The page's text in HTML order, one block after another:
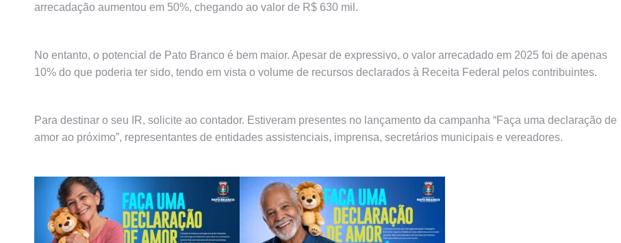
arrecadação aumentou em 50%, chegando ao valor de R$ 630 mil.
No entanto, o potencial de Pato Branco é bem maior. Apesar de expressivo, o valor arrecadado em 2025 foi de apenas
10% do que poderia ter sido, tendo em vista o volume de recursos declarados à Receita Federal pelos contribuintes.
Para destinar o seu IR, solicite ao contador. Estiveram presentes no lançamento da campanha “Faça uma declaração de
amor ao próximo”, representantes de entidades assistenciais, imprensa, secretários municipais e vereadores.